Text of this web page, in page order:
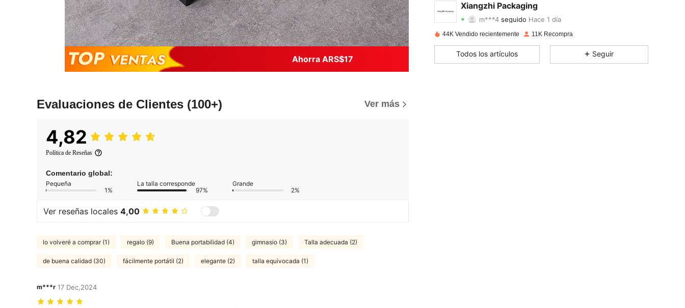
Ahorra ARS$17
Evaluaciones de Clientes (100+) Ver más
4,82
Política de Reseñas
Comentario global:
Pequeña
1%
La talla corresponde
97%
Grande
2%
Ver reseñas locales 4,00
lo volveré a comprar (1) regalo (9) Buena portabilidad (4) gimnasio (3) Talla adecuada (2)
de buena calidad (30) fácilmente portátil (2) elegante (2) talla equivocada (1)
m***r 17 Dec,2024
Xiangzhi Packaging
m***4 seguido Hace 1 día
4,90 Calificación 63Artículos
4,90 63 4.4K
44K Vendido recientemente 11K Recompra
Todos los artículos Seguir